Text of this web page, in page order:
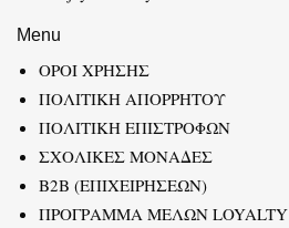
Menu
ΟΡΟΙ ΧΡΗΣΗΣ
ΠΟΛΙΤΙΚΗ ΑΠΟΡΡΗΤΟΥ
ΠΟΛΙΤΙΚΗ ΕΠΙΣΤΡΟΦΩΝ
ΣΧΟΛΙΚΕΣ ΜΟΝΑΔΕΣ
B2B (ΕΠΙΧΕΙΡΗΣΕΩΝ)
ΠΡΟΓΡΑΜΜΑ ΜΕΛΩΝ LOYALTY